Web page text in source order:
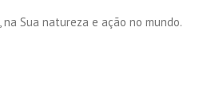
Sua natureza e ação no mundo.